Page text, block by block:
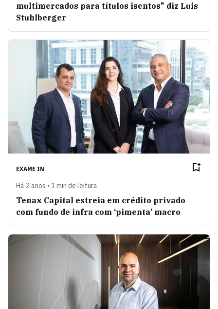
multimercados para títulos isentos" diz Luis
Stuhlberger
EXAME IN
Há 2 anos • 1 min de leitura
Tenax Capital estreia em crédito privado
com fundo de infra com ‘pimenta’ macro